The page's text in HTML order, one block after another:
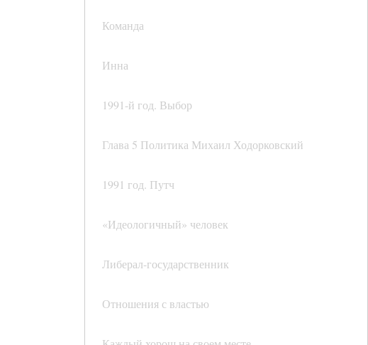
Команда
Инна
1991-й год. Выбор
Глава 5 Политика Михаил Ходорковский
1991 год. Путч
«Идеологичный» человек
Либерал-государственник
Отношения с властью